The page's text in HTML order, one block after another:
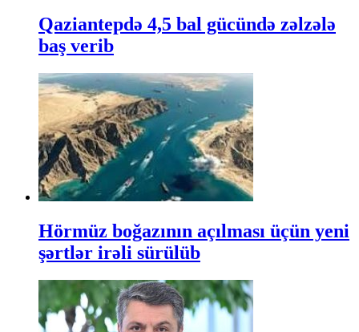
Qaziantepdə 4,5 bal gücündə zəlzələ
baş verib
Hörmüz boğazının açılması üçün yeni
şərtlər irəli sürülüb